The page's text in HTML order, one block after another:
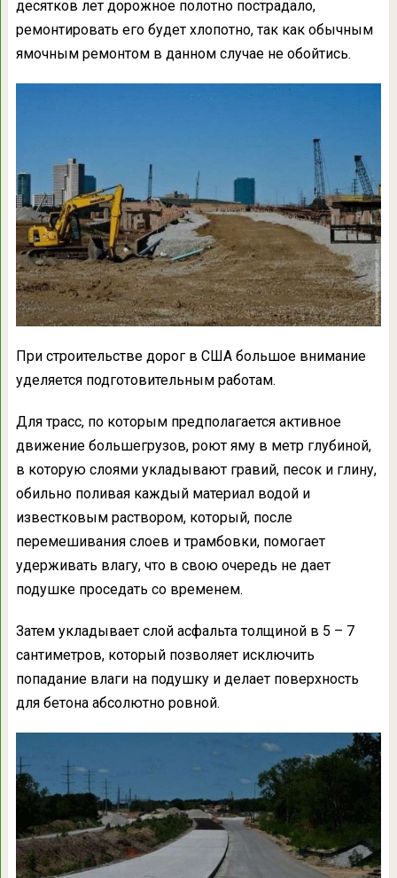
десятков лет дорожное полотно пострадало,
ремонтировать его будет хлопотно, так как обычным
ямочным ремонтом в данном случае не обойтись.
При строительстве дорог в США большое внимание
уделяется подготовительным работам.
Для трасс, по которым предполагается активное
движение большегрузов, роют яму в метр глубиной,
в которую слоями укладывают гравий, песок и глину,
обильно поливая каждый материал водой и
известковым раствором, который, после
перемешивания слоев и трамбовки, помогает
удерживать влагу, что в свою очередь не дает
подушке проседать со временем.
Затем укладывает слой асфальта толщиной в 5 – 7
сантиметров, который позволяет исключить
попадание влаги на подушку и делает поверхность
для бетона абсолютно ровной.